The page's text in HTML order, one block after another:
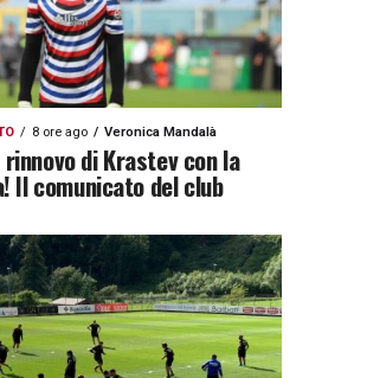
8 ore ago Veronica Mandalà
di Krastev con la
Il comunicato del club